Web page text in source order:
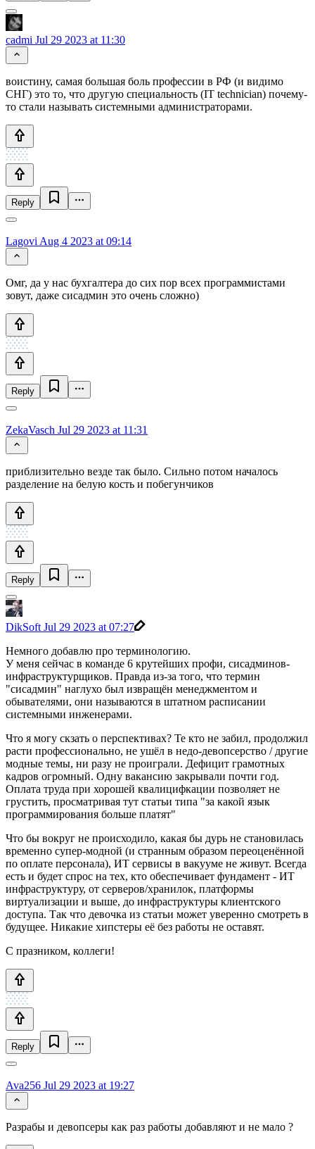
cadmi Jul 29 2023 at 11:30
воистину, самая большая боль профессии в РФ (и видимо
СНГ) это то, что другую специальность (IT technician) почему-
то стали называть системными администраторами.
Reply
Lagovi Aug 4 2023 at 09:14
Омг, да у нас бухгалтера до сих пор всех программистами
зовут, даже сисадмин это очень сложно)
Reply
ZekaVasch Jul 29 2023 at 11:31
приблизительно везде так было. Сильно потом началось
разделение на белую кость и побегунчиков
Reply
DikSoft Jul 29 2023 at 07:27
Немного добавлю про терминологию.
У меня сейчас в команде 6 крутейших профи, сисадминов-
инфраструктурщиков. Правда из-за того, что термин
"сисадмин" наглухо был извращён менеджментом и
обывателями, они называются в штатном расписании
системными инженерами.
Что я могу скзать о перспективах? Те кто не забил, продолжил
расти профессионально, не ушёл в недо-девопсерство / другие
модные темы, ни разу не проиграли. Дефицит грамотных
кадров огромный. Одну вакансию закрывали почти год.
Оплата труда при хорошей квалицифкации позволяет не
грустить, просматривая тут статьи типа "за какой язык
программирования больше платят"
Что бы вокруг не происходило, какая бы дурь не становилась
временно супер-модной (и странным образом переоценённой
по оплате персонала), ИТ сервисы в вакууме не живут. Всегда
есть и будет спрос на тех, кто обеспечивает фундамент - ИТ
инфраструктуру, от серверов/хранилок, платформы
виртуализации и выше, до инфраструктуры клиентского
доступа. Так что девочка из статьи может уверенно смотреть в
будущее. Никакие хипстеры её без работы не оставят.
С празником, коллеги!
Reply
Ava256 Jul 29 2023 at 19:27
Разрабы и девопсеры как раз работы добавляют и не мало ?